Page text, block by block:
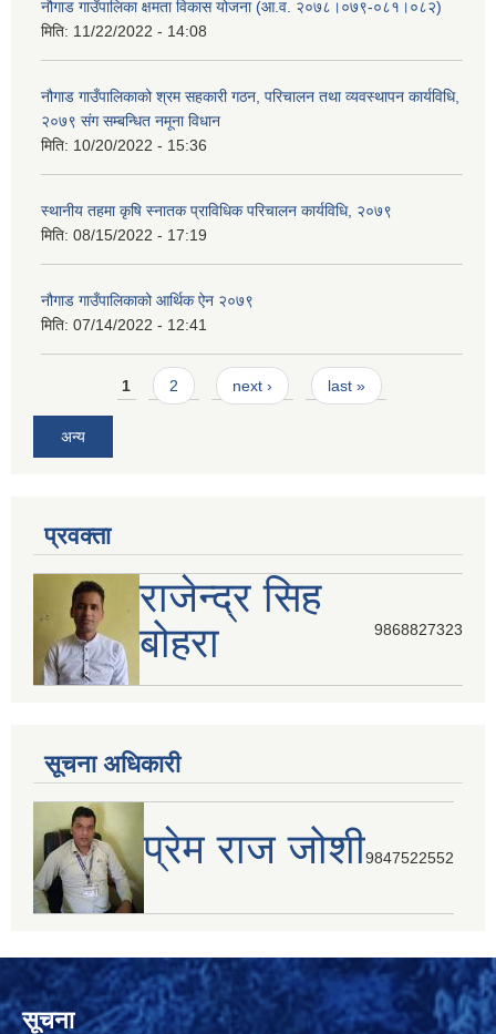
नौगाड गाउँपालिका क्षमता विकास योजना (आ.व. २०७८।०७९-०८१।०८२)
मिति: 11/22/2022 - 14:08
नौगाड गाउँपालिकाको श्रम सहकारी गठन, परिचालन तथा व्यवस्थापन कार्यविधि,
२०७९ संग सम्बन्धित नमूना विधान
मिति: 10/20/2022 - 15:36
स्थानीय तहमा कृषि स्नातक प्राविधिक परिचालन कार्यविधि, २०७९
मिति: 08/15/2022 - 17:19
नौगाड गाउँपालिकाको आर्थिक ऐन २०७९
मिति: 07/14/2022 - 12:41
Pages1 2 next › last »
अन्य
प्रवक्ता
राजेन्द्र सिह
बोहरा
9868827323
सूचना अधिकारी
प्रेम राज जोशी9847522552
सूचना